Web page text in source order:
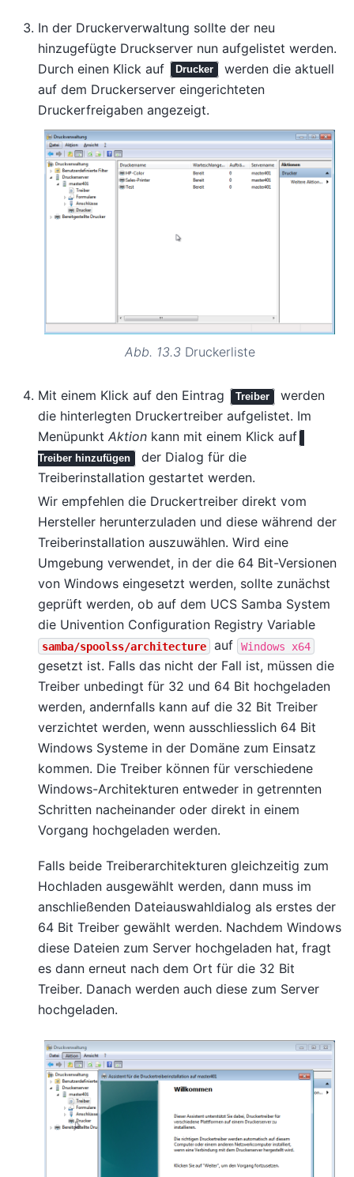
In der Druckerverwaltung sollte der neu
hinzugefügte Druckserver nun aufgelistet werden.
Durch einen Klick auf
Drucker
werden die aktuell
auf dem Druckerserver eingerichteten
Druckerfreigaben angezeigt.
Abb. 13.3 Druckerliste
Mit einem Klick auf den Eintrag Treiber
werden
die hinterlegten Druckertreiber aufgelistet. Im
Menüpunkt Aktion kann mit einem Klick auf
Treiber hinzufügen
der Dialog für die
Treiberinstallation gestartet werden.
Wir empfehlen die Druckertreiber direkt vom
Hersteller herunterzuladen und diese während der
Treiberinstallation auszuwählen. Wird eine
Umgebung verwendet, in der die 64 Bit-Versionen
von Windows eingesetzt werden, sollte zunächst
geprüft werden, ob auf dem UCS Samba System
die Univention Configuration Registry Variable
samba/spoolss/architecture auf Windows x64
gesetzt ist. Falls das nicht der Fall ist, müssen die
Treiber unbedingt für 32 und 64 Bit hochgeladen
werden, andernfalls kann auf die 32 Bit Treiber
verzichtet werden, wenn ausschliesslich 64 Bit
Windows Systeme in der Domäne zum Einsatz
kommen. Die Treiber können für verschiedene
Windows-Architekturen entweder in getrennten
Schritten nacheinander oder direkt in einem
Vorgang hochgeladen werden.
Falls beide Treiberarchitekturen gleichzeitig zum
Hochladen ausgewählt werden, dann muss im
anschließenden Dateiauswahldialog als erstes der
64 Bit Treiber gewählt werden. Nachdem Windows
diese Dateien zum Server hochgeladen hat, fragt
es dann erneut nach dem Ort für die 32 Bit
Treiber. Danach werden auch diese zum Server
hochgeladen.